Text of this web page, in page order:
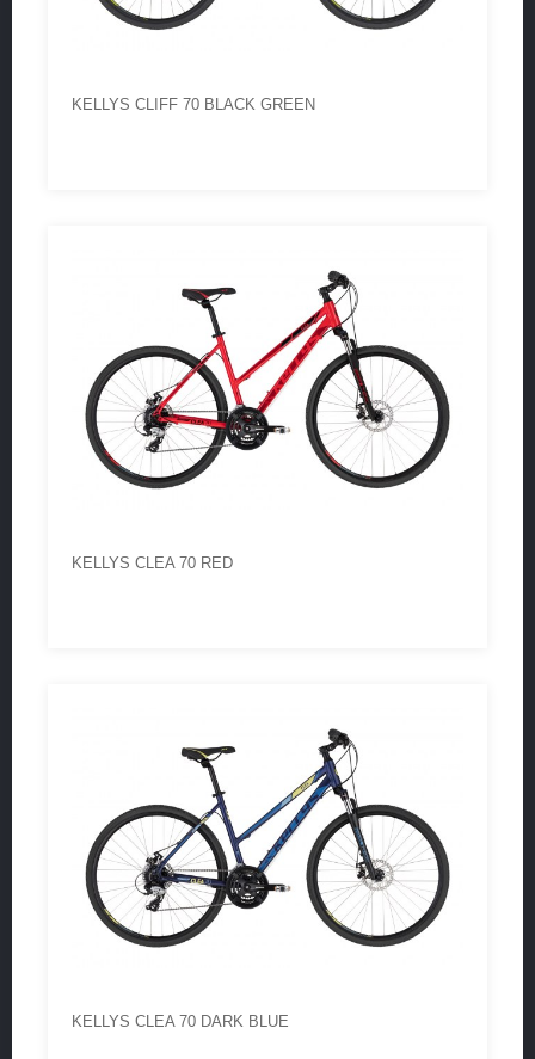
KELLYS CLIFF 70 BLACK GREEN
KELLYS CLEA 70 RED
KELLYS CLEA 70 DARK BLUE